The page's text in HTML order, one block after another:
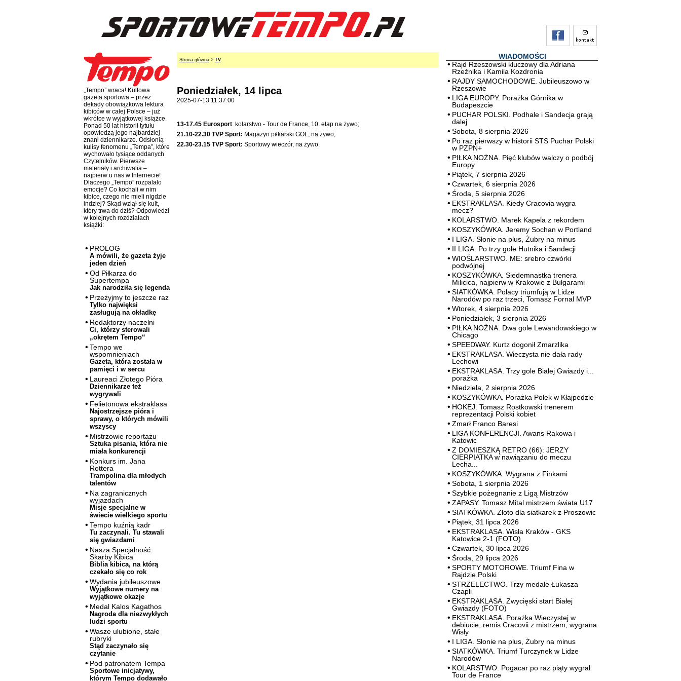
„Tempo” wraca! Kultowa
gazeta sportowa – przez
dekady obowiązkowa lektura
kibiców w całej Polsce – już
wkrótce w wyjątkowej książce.
Ponad 50 lat historii tytułu
opowiedzą jego najbardziej
znani dziennikarze. Odsłonią
kulisy fenomenu „Tempa”, które
wychowało tysiące oddanych
Czytelników. Pierwsze
materiały i archiwalia –
najpierw u nas w Internecie!
Dlaczego „Tempo” rozpalało
emocje? Co kochali w nim
kibice, czego nie mieli nigdzie
indziej? Skąd wziął się kult,
który trwa do dziś? Odpowiedzi
w kolejnych rozdziałach
książki:
PROLOG
A mówili, że gazeta żyje
jeden dzień
Od Piłkarza do
Supertempa
Jak narodziła się legenda
Przeżyjmy to jeszcze raz
Tylko najwięksi
zasługują na okładkę
Redaktorzy naczelni
Ci, którzy sterowali
„okrętem Tempo“
Tempo we
wspomnieniach
Gazeta, która została w
pamięci i w sercu
Laureaci Złotego Pióra
Dziennikarze też
wygrywali
Felietonowa ekstraklasa
Najostrzejsze pióra i
sprawy, o których mówili
wszyscy
Mistrzowie reportażu
Sztuka pisania, która nie
miała konkurencji
Konkurs im. Jana
Rottera
Trampolina dla młodych
talentów
Na zagranicznych
wyjazdach
Misje specjalne w
świecie wielkiego sportu
Tempo kuźnią kadr
Tu zaczynali. Tu stawali
się gwiazdami
Nasza Specjalność:
Skarby Kibica
Biblia kibica, na którą
czekało się co rok
Wydania jubileuszowe
Wyjątkowe numery na
wyjątkowe okazje
Medal Kalos Kagathos
Nagroda dla niezwykłych
ludzi sportu
Wasze ulubione, stałe
rubryki
Stąd zaczynało się
czytanie
Pod patronatem Tempa
Sportowe inicjatywy,
którym Tempo dodawało
Strona główna> TV
Poniedziałek, 14 lipca
2025-07-13 11:37:00
13-17.45 Eurosport: kolarstwo - Tour de France, 10. etap na żywo;
21.10-22.30 TVP Sport: Magazyn piłkarski GOL, na żywo;
22.30-23.15 TVP Sport: Sportowy wieczór, na żywo.
WIADOMOŚCI
Rajd Rzeszowski kluczowy dla Adriana
Rzeźnika i Kamila Kozdronia
RAJDY SAMOCHODOWE. Jubileuszowo w
Rzeszowie
LIGA EUROPY. Porażka Górnika w
Budapeszcie
PUCHAR POLSKI. Podhale i Sandecja grają
dalej
Sobota, 8 sierpnia 2026
Po raz pierwszy w historii STS Puchar Polski
w PZPN+
PIŁKA NOŻNA. Pięć klubów walczy o podbój
Europy
Piątek, 7 sierpnia 2026
Czwartek, 6 sierpnia 2026
Środa, 5 sierpnia 2026
EKSTRAKLASA. Kiedy Cracovia wygra
mecz?
KOLARSTWO. Marek Kapela z rekordem
KOSZYKÓWKA. Jeremy Sochan w Portland
I LIGA. Słonie na plus, Żubry na minus
II LIGA. Po trzy gole Hutnika i Sandecji
WIOŚLARSTWO. ME: srebro czwórki
podwójnej
KOSZYKÓWKA. Siedemnastka trenera
Milicica, najpierw w Krakowie z Bułgarami
SIATKÓWKA. Polacy triumfują w Lidze
Narodów po raz trzeci, Tomasz Fornal MVP
Wtorek, 4 sierpnia 2026
Poniedziałek, 3 sierpnia 2026
PIŁKA NOŻNA. Dwa gole Lewandowskiego w
Chicago
SPEEDWAY. Kurtz dogonił Zmarzlika
EKSTRAKLASA. Wieczysta nie dała rady
Lechowi
EKSTRAKLASA. Trzy gole Białej Gwiazdy i...
porażka
Niedziela, 2 sierpnia 2026
KOSZYKÓWKA. Porażka Polek w Kłajpedzie
HOKEJ. Tomasz Rostkowski trenerem
reprezentacji Polski kobiet
Zmarł Franco Baresi
LIGA KONFERENCJI. Awans Rakowa i
Katowic
Z DOMIESZKĄ RETRO (66): JERZY
CIERPIATKA w nawiązaniu do meczu
Lecha...
KOSZYKÓWKA. Wygrana z Finkami
Sobota, 1 sierpnia 2026
Szybkie pożegnanie z Ligą Mistrzów
ZAPASY. Tomasz Mital mistrzem świata U17
SIATKÓWKA. Złoto dla siatkarek z Proszowic
Piątek, 31 lipca 2026
EKSTRAKLASA. Wisła Kraków - GKS
Katowice 2-1 (FOTO)
Czwartek, 30 lipca 2026
Środa, 29 lipca 2026
SPORTY MOTOROWE. Triumf Fina w
Rajdzie Polski
STRZELECTWO. Trzy medale Łukasza
Czapli
EKSTRAKLASA. Zwycięski start Białej
Gwiazdy (FOTO)
EKSTRAKLASA. Porażka Wieczystej w
debiucie, remis Cracovii z mistrzem, wygrana
Wisły
I LIGA. Słonie na plus, Żubry na minus
SIATKÓWKA. Triumf Turczynek w Lidze
Narodów
KOLARSTWO. Pogacar po raz piąty wygrał
Tour de France